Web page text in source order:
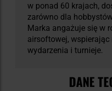
w ponad 60 krajach,
zarówno dla
Marka angażuje się w
airsoftowej, wspierając
wydarzenia i turnieje.
DANE